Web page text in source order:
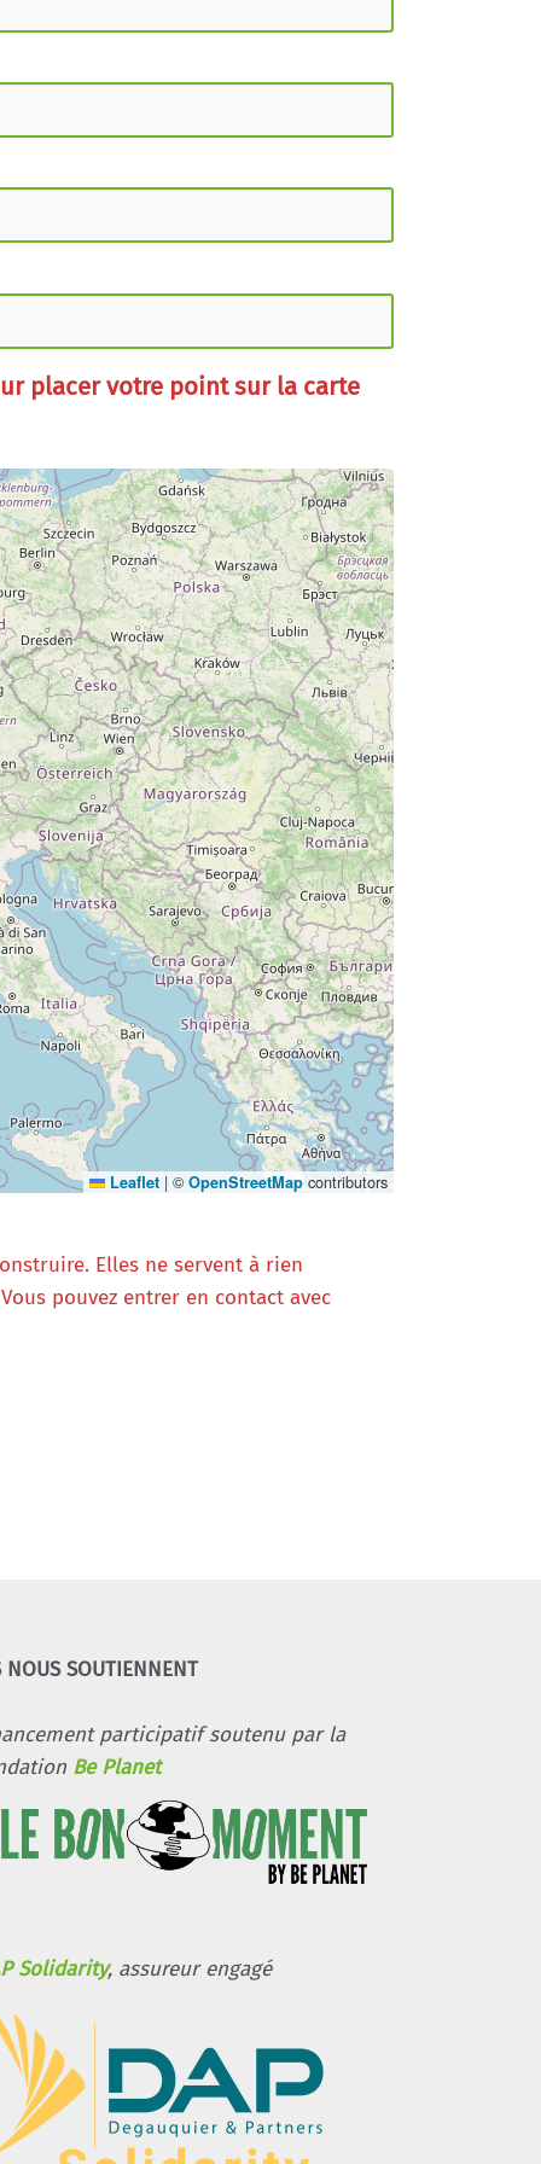
placer votre point sur la carte
Leaflet | © OpenStreetMap contributors
Elles ne servent à rien
pouvez entrer en contact avec
NOUS SOUTIENNENT
participatif soutenu par la
Be Planet
Solidarity, assureur engagé